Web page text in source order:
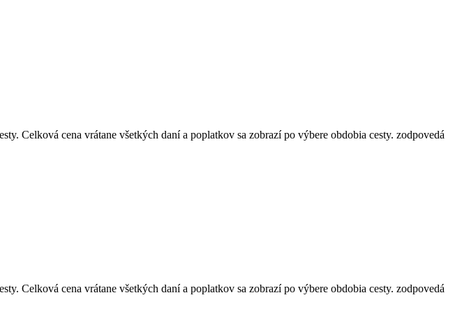
Celková cena vrátane všetkých daní a poplatkov sa zobrazí po výbere obdobia cesty. zodpovedá
Celková cena vrátane všetkých daní a poplatkov sa zobrazí po výbere obdobia cesty. zodpovedá